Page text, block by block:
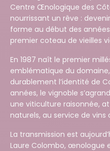
Centre Œnologique des
nourrissant un rêve :
forme au début des années
premier coteau de vieilles
En 1987 naît le premier
emblématique du
durablement l’identité de
années, le vignoble
une viticulture raisonnée,
naturels, au service de
La transmission est
Laure Colombo, œnologue